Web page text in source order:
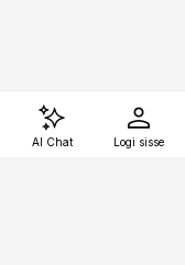
AI Chat Logi sisse